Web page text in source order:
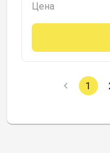
Цена
1